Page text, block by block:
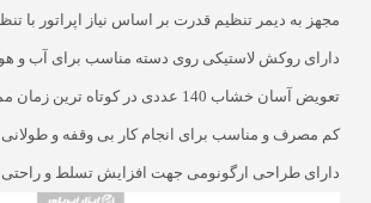
مجهز به دیمر تنظیم قدرت بر اساس نیاز اپراتور با
دارای روکش لاستیکی روی دسته مناسب برای آب و
تعویض آسان خشاب 140 عددی در کوتاه ترین زمان ممکن
کم مصرف و مناسب برای انجام کار بی وقفه و
دارای طراحی ارگونومی جهت افزایش تسلط و راحتی